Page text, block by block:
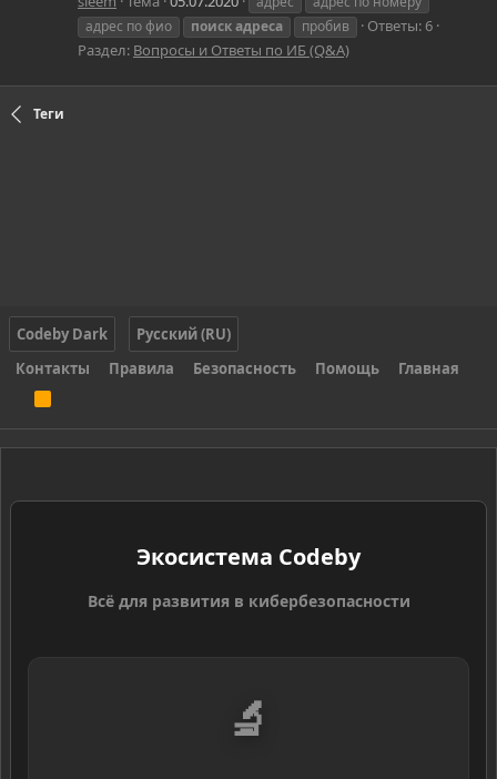
адрес по фио
поискадреса пробив
Ответы: 6
Раздел: Вопросы и Ответы по ИБ (Q&A)
Теги
Codeby Dark
Русский (RU)
Контакты
Правила Безопасность Помощь Главная
S
Экосистема Codeby
Всё для развития в кибербезопасности
🔬